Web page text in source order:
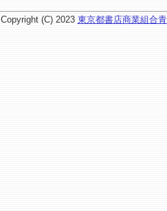
Copyright (C) 2023 東京都書店商業組合